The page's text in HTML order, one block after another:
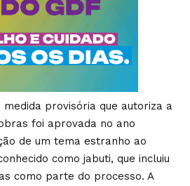
medida provisória que autoriza a
foi aprovada no ano
de um tema estranho ao
como jabuti, que incluiu
como parte do processo. A